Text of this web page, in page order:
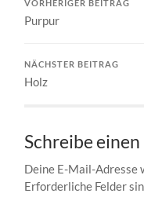
VORHERIGER BEITRAG
Purpur
NÄCHSTER BEITRAG
Holz
Schreibe
Deine E-Mail-Adresse
Erforderliche Felder